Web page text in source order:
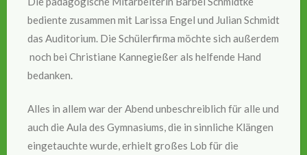
bediente zusammen mit Larissa Engel und Julian Schmidt
das Auditorium. Die Schülerfirma möchte sich außerdem
noch bei Christiane Kannegießer als helfende Hand
bedanken.
Alles in allem war der Abend unbeschreiblich für alle und
auch die Aula des Gymnasiums, die in sinnliche Klängen
eingetauchte wurde, erhielt großes Lob für die